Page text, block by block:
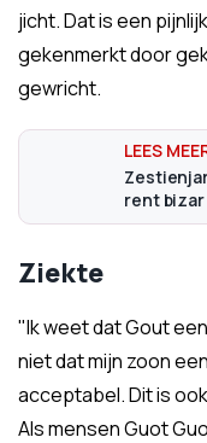
jicht. Dat is een
gekenmerkt door
gewricht.
rent
Ziekte
"Ik weet dat Gout
niet dat mijn zoon
acceptabel. Dit is
Als mensen Guot